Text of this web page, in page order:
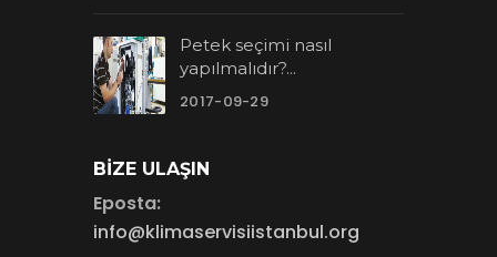
Petek seçimi nasıl
yapılmalıdır?...
2017-09-29
BIZE ULAŞIN
Eposta:
info@klimaservisiistanbul.org